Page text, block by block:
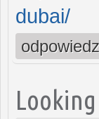
dubai/
odpowiedz